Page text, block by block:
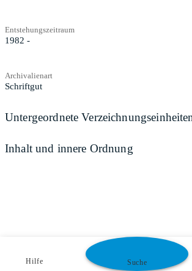
Entstehungszeitraum
1982 -
Archivalienart
Schriftgut
Untergeordnete
Inhalt und innere Ordnung
Hilfe Suche